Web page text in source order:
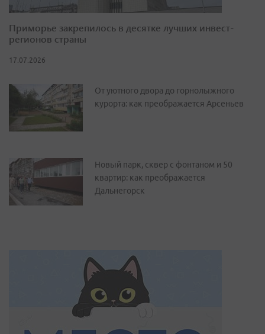
Приморье закрепилось в десятке лучших инвест-
регионов страны
17.07.2026
От уютного двора до горнолыжного
курорта: как преображается Арсеньев
Новый парк, сквер с фонтаном и 50
квартир: как преображается
Дальнегорск